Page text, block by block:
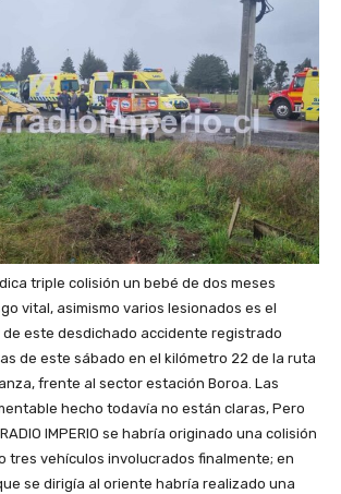
triple colisión un bebé de dos meses
vital, asimismo varios lesionados es el
este desdichado accidente registrado
de este sábado en el kilómetro 22 de la ruta
frente al sector estación Boroa. Las
hecho todavía no están claras, Pero
IMPERIO se habría originado una colisión
tres vehículos involucrados finalmente; en
se dirigía al oriente habría realizado una